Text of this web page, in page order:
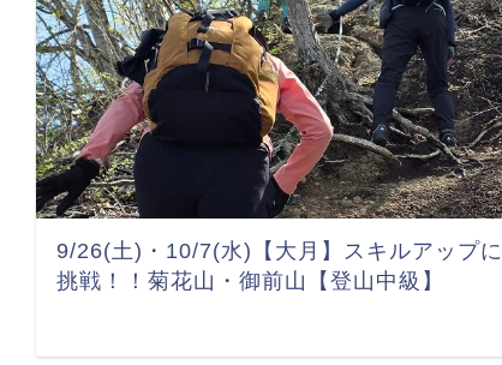
9/26(土)・10/7(水)【大月】スキルアップに
挑戦！！菊花山・御前山【登山中級】